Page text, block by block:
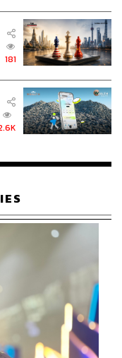
7340383/2026/06/0
domestic-abuse-
cobolli-zverev/
_/id/48992847/ale
claims-1st-grand-sl
111
181